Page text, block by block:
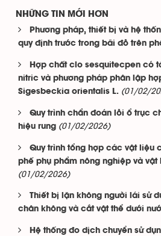
NHỮNG TIN MỚI HƠN
Phương pháp, thiết bị và hệ
quy định trước trong bãi đỗ trên
Hợp chất clo sesquitecpen có
nitric và phương pháp phân lập
Sigesbeckia orientalis L. (01/02/
Quy trình chẩn đoán lỗi ổ trục
hiệu rung (01/02/2026)
Quy trình tổng hợp các vật liệu
phế phụ phẩm nông nghiệp và vật
(01/02/2026)
Thiết bị lặn không người lái sử
chân không và cắt vật thể dưới
Hệ thống đo dịch chuyển sử